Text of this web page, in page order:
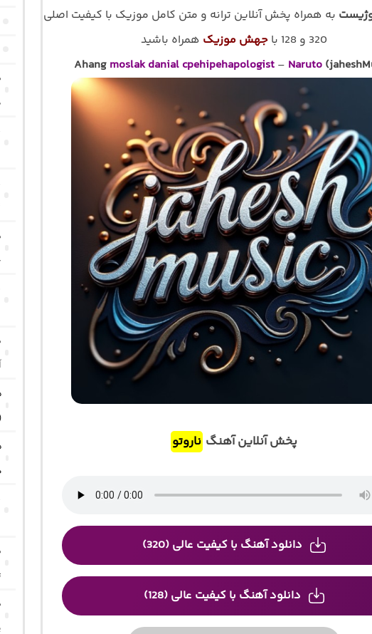
به همراه پخش آنلاین ترانه و متن کامل موزیک با کیفیت اصلی
320 و 128 با
جهش موزیک همراه باشید
Ahang moslak danial cpehipehapologist– Naruto
پخش آنلاین آهنگ ناروتو
دانلود آهنگ با کیفیت عالی (320)
دانلود آهنگ با کیفیت عالی (128)